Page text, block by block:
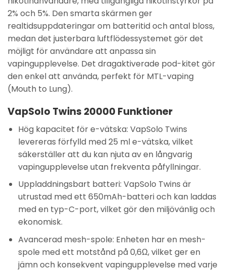
2% och 5%. Den smarta skärmen ger
realtidsuppdateringar om batteritid och antal bloss,
medan det justerbara luftflödessystemet gör det
möjligt för användare att anpassa sin
vapingupplevelse. Det dragaktiverade pod-kitet gör
den enkel att använda, perfekt för MTL-vaping
(Mouth to Lung).
VapSolo Twins 20000 Funktioner
Hög kapacitet för e-vätska: VapSolo Twins
levereras förfylld med 25 ml e-vätska, vilket
säkerställer att du kan njuta av en långvarig
vapingupplevelse utan frekventa påfyllningar.
Uppladdningsbart batteri: VapSolo Twins är
utrustad med ett 650mAh-batteri och kan laddas
med en typ-C-port, vilket gör den miljövänlig och
ekonomisk.
Avancerad mesh-spole: Enheten har en mesh-
spole med ett motstånd på 0,6Ω, vilket ger en
jämn och konsekvent vapingupplevelse med varje